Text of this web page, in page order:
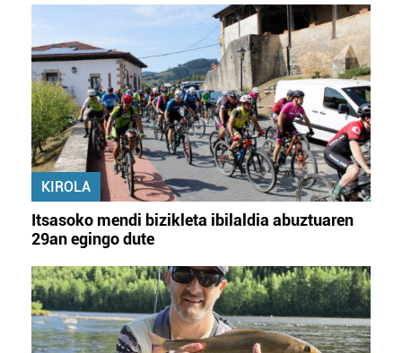
KIROLA
Itsasoko mendi bizikleta ibilaldia abuztuaren
29an egingo dute